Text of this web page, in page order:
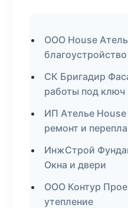
ООО House
благоустройство
СК Бригадир
работы под ключ
ИП Ателье
ремонт и
ИнжСтрой
Окна и двери
ООО Контур
утепление